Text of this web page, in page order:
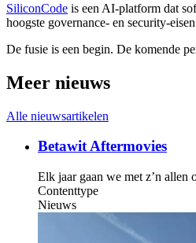
SiliconCode is een AI-platform dat
hoogste governance- en security-
De fusie is een begin. De komende
Meer nieuws
Alle nieuwsartikelen
Betawit Aftermovies
Elk jaar gaan we met z’n allen
Contenttype
Nieuws